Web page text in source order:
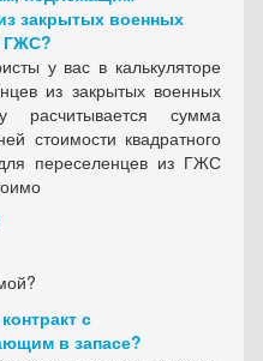
закрытых военных
ГЖС?
у вас в калькуляторе
из закрытых военных
расчитывается сумма
стоимости квадратного
переселенцев из ГЖС
с
в запасе?